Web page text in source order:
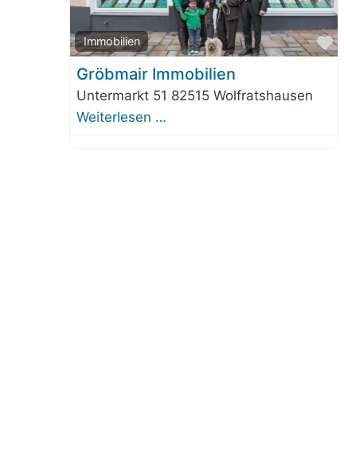
Immobilien
Gröbmair Immobilien
Untermarkt 51 82515 Wolfratshausen
Weiterlesen …